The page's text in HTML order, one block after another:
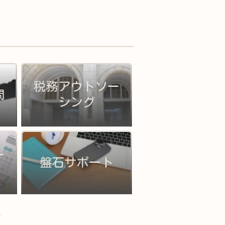
税務アウトソー
シング
盤石サポート